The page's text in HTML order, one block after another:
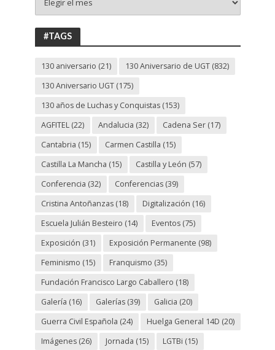
130
ANIVERSARIO
UGT
#TAGS
130 aniversario (21) 130 Aniversario de UGT(832)
130 Aniversario UGT(175)
130 años de Luchas y Conquistas(153)
AGFITEL(22) Andalucia (32) Cadena Ser(17)
Cantabria (15) Carmen Castilla (15)
Castilla La Mancha (15) Castilla y León (57)
Conferencia (32) Conferencias(39)
Cristina Antoñanzas(18) Digitalización (16)
Escuela Julián Besteiro (14) Eventos(75)
Exposición (31) Exposición Permanente (98)
Feminismo (15) Franquismo (35)
Fundación Francisco Largo Caballero (18)
Galería (16) Galerías(39) Galicia (20)
Guerra Civil Española (24) Huelga General 14D (20)
Imágenes(26) Jornada (15) LGTBi (15)